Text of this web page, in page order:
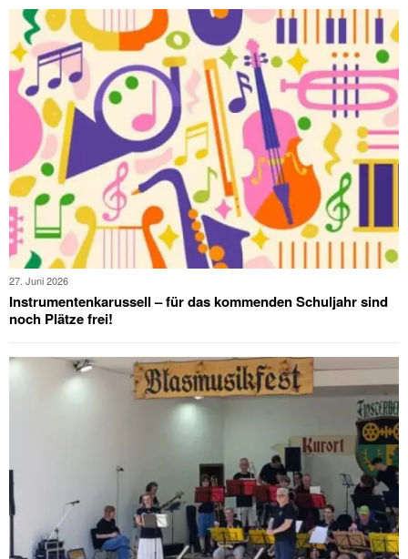
27. Juni 2026
Instrumentenkarussell – für das kommenden Schuljahr sind
noch Plätze frei!